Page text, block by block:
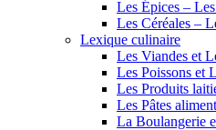
Les Épices –
Les Céréales –
Lexique culinaire
Les Viandes et
Les Poissons et
Les Produits
Les Pâtes
La Boulangerie